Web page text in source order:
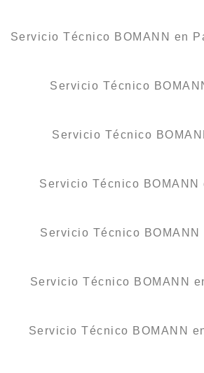
Servicio Técnico BOMANN en
Servicio Técnico
Servicio Técnico
Servicio Técnico BOMANN
Servicio Técnico BOMANN
Servicio Técnico BOMANN
Servicio Técnico BOMANN